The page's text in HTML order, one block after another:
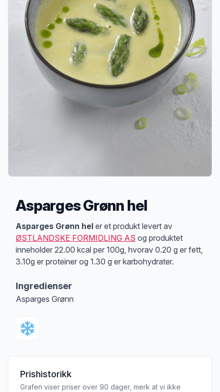
Asparges Grønn hel
Produktbeskrivelse
Asparges Grønn hel er et produkt levert av
ØSTLANDSKE FORMIDLING AS og produktet
inneholder 22.00 kcal per 100g, hvorav 0.20 g er fett,
3.10g er proteiner og 1.30 g er karbohydrater.
Ingredienser
Asparges Grønn
Prishistorikk
Grafen viser priser over 90 dager, merk at vi ikke